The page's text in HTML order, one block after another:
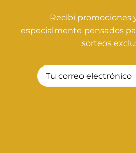
Recibí promociones
especialmente pensados
sorteos